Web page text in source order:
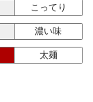
こってり
濃い味
太麺